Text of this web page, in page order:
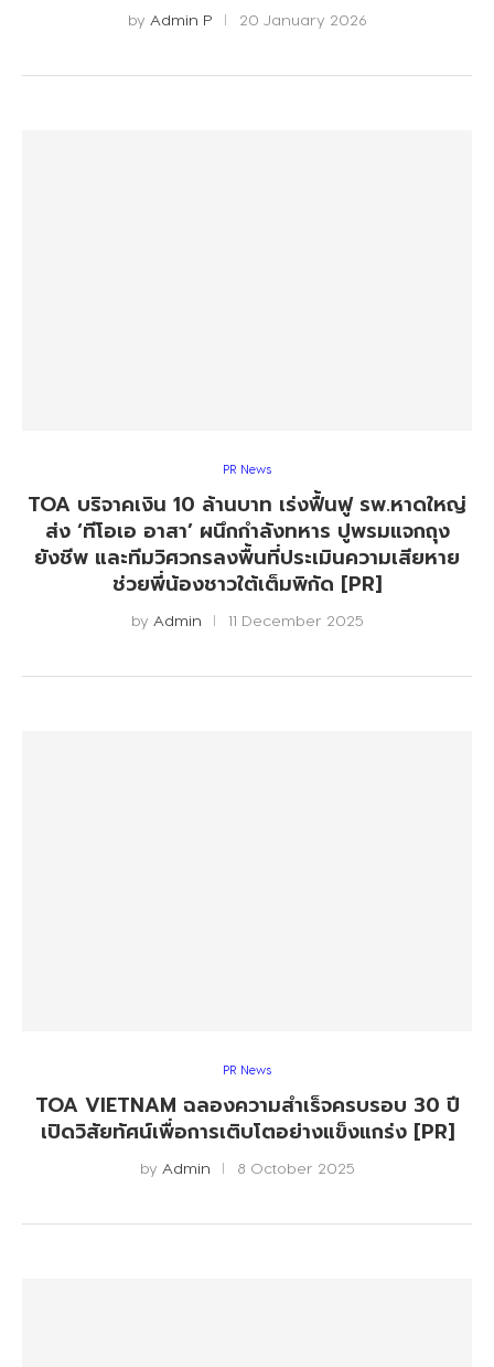
by Admin P 20 January 2026
PR News
TOA บริจาคเงิน 10 ล้านบาท เร่งฟื้นฟู รพ.หาดใหญ่
ส่ง ‘ทีโอเอ อาสา’ ผนึกกำลังทหาร ปูพรมแจกถุง
ยังชีพ และทีมวิศวกรลงพื้นที่ประเมินความเสียหาย
ช่วยพี่น้องชาวใต้เต็มพิกัด [PR]
by Admin 11 December 2025
PR News
TOA VIETNAM ฉลองความสำเร็จครบรอบ 30 ปี
เปิดวิสัยทัศน์เพื่อการเติบโตอย่างแข็งแกร่ง [PR]
by Admin 8 October 2025